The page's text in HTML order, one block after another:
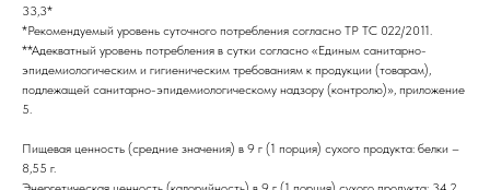
33,3*
*Рекомендуемый уровень суточного потребления согласно ТР ТС 022/2011.
**Адекватный уровень потребления в сутки согласно «Единым санитарно-
эпидемиологическим и гигиеническим требованиям к продукции (товарам),
подлежащей санитарно-эпидемиологическому надзору (контролю)», приложение
5.
Пищевая ценность (средние значения) в 9 г (1 порция) сухого продукта: белки –
8,55 г.